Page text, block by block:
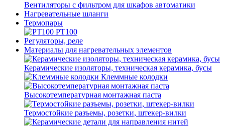
Вентиляторы с фильтром для шкафов автоматики
Нагревательные шланги
Термопары
PT100
Регуляторы, реле
Материалы для нагревательных элементов
Керамические изоляторы, техническая керамика, бусы
Клеммные колодки
Высокотемпературная монтажная паста
Термостойкие разъемы, розетки, штекер-вилки